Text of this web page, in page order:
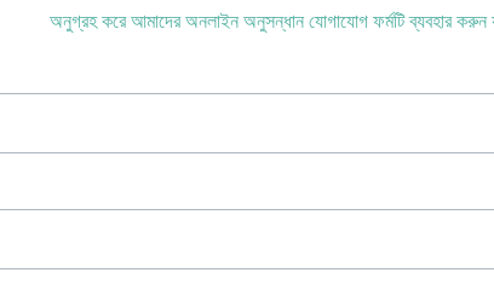
অনুগ্রহ করে আমাদের অনলাইন অনুসন্ধান যোগাযোগ ফর্মটি ব্যবহার